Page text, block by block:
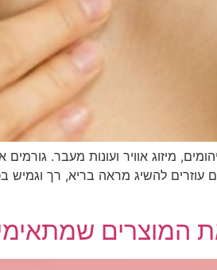
מיזוג אוויר ועונות מעבר.
עוזרים להשיג מראה בריא, רך וגמיש
המוצרים